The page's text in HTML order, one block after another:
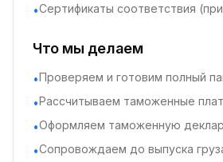
•Сертификаты соответствия
Что мы делаем
•Проверяем и готовим полный
•Рассчитываем таможенные
•Оформляем таможенную
•Сопровождаем до выпуска